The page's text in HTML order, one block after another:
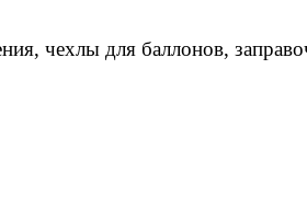
чехлы для баллонов,